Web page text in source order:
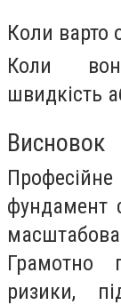
Коли варто
Коли
швидкість
Висновок
фундамент
Грамотно
ризики,